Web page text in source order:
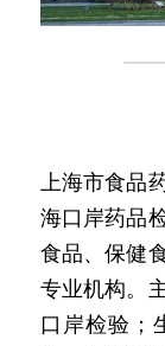
上海市食品
海口岸药品
食品、保健
专业机构。
口岸检验；